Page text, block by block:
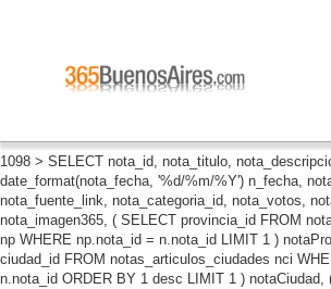
1098 > SELECT nota_id, nota_titulo,
date_format(nota_fecha, '%d/%m/%Y') n_fecha,
nota_fuente_link, nota_categoria_id, nota_votos,
nota_imagen365, ( SELECT provincia_id FROM
np WHERE np.nota_id = n.nota_id LIMIT 1 )
ciudad_id FROM notas_articulos_ciudades nci
n.nota_id ORDER BY 1 desc LIMIT 1 ) notaCiudad,